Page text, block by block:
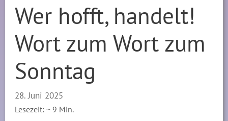
Wer hofft, handelt!
Wort zum Wort zum
Sonntag
28. Juni 2025
Lesezeit: ~ 9 Min.